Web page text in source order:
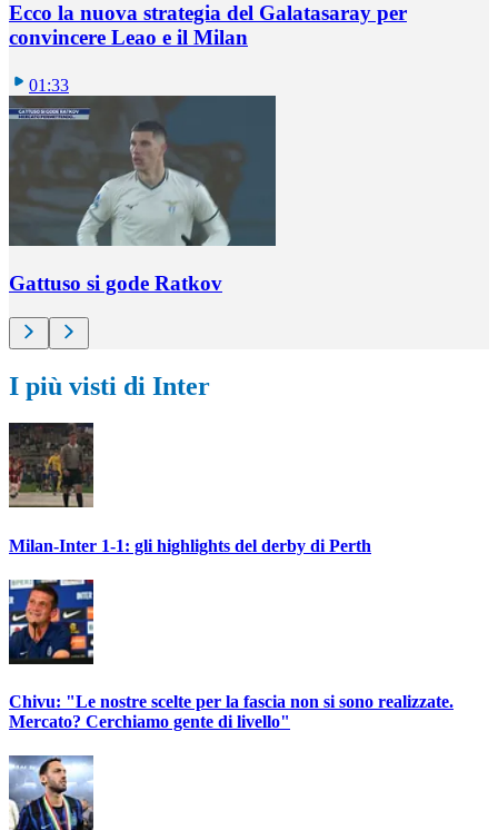
Ecco la nuova strategia del Galatasaray per
convincere Leao e il Milan
01:33
Gattuso si gode Ratkov
I più visti di Inter
Milan-Inter 1-1: gli highlights del derby di Perth
Chivu: "Le nostre scelte per la fascia non si sono realizzate.
Mercato? Cerchiamo gente di livello"